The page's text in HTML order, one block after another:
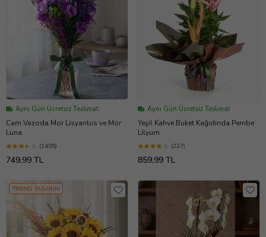
Aynı Gün Ücretsiz Teslimat
Cam Vazoda Mor Lisyantus ve Mor
Luna
(1405)
749,99 TL
Aynı Gün Ücretsiz Teslimat
Yeşil Kahve Buket Kağıdında Pembe
Lilyum
(227)
859,99 TL
TREND TASARIM